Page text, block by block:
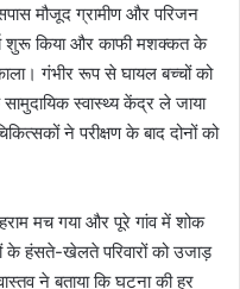
मौजूद ग्रामीण और परिजन
शुरू किया और काफी मशक्कत के
गंभीर रूप से घायल बच्चों को
स्वास्थ्य केंद्र ले जाया
ने परीक्षण के बाद दोनों को
मच गया और पूरे गांव में शोक
के हंसते-खेलते परिवारों को उजाड़
ने बताया कि घटना की हर